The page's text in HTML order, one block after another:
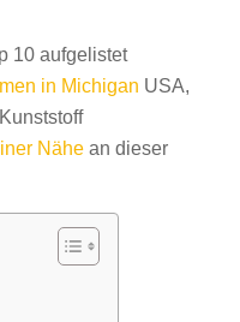
10 aufgelistet
in Michigan USA,
Nähean dieser